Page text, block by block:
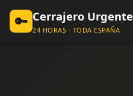
🔑 Cerrajero Urgente
24 HORAS · TODA ESPAÑA